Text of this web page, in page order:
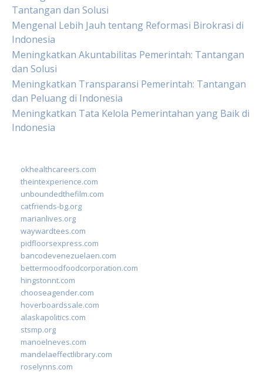
Tantangan dan Solusi
Mengenal Lebih Jauh tentang Reformasi Birokrasi di
Indonesia
Meningkatkan Akuntabilitas Pemerintah: Tantangan
dan Solusi
Meningkatkan Transparansi Pemerintah: Tantangan
dan Peluang di Indonesia
Meningkatkan Tata Kelola Pemerintahan yang Baik di
Indonesia
okhealthcareers.com
theintexperience.com
unboundedthefilm.com
catfriends-bg.org
marianlives.org
waywardtees.com
pidfloorsexpress.com
bancodevenezuelaen.com
bettermoodfoodcorporation.com
hingstonnt.com
chooseagender.com
hoverboardssale.com
alaskapolitics.com
stsmp.org
manoelneves.com
mandelaeffectlibrary.com
roselynns.com